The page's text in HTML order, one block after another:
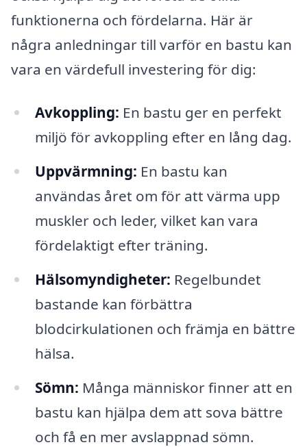
funktionerna och fördelarna. Här är
några anledningar till varför en bastu kan
vara en värdefull investering för dig:
Avkoppling: En bastu ger en perfekt
miljö för avkoppling efter en lång dag.
Uppvärmning: En bastu kan
användas året om för att värma upp
muskler och leder, vilket kan vara
fördelaktigt efter träning.
Hälsomyndigheter: Regelbundet
bastande kan förbättra
blodcirkulationen och främja en bättre
hälsa.
Sömn: Många människor finner att en
bastu kan hjälpa dem att sova bättre
och få en mer avslappnad sömn.